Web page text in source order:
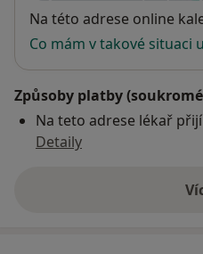
Dostupnost
Na této adrese online
Co mám v takové situaci
Způsoby platby
Na teto adrese lékař
Detaily